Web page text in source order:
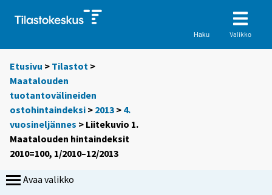
Haku Valikko
Etusivu > Tilastot >
Maatalouden
tuotantovälineiden
ostohintaindeksi > 2013 > 4.
vuosineljännes > Liitekuvio 1.
Maatalouden hintaindeksit
2010=100, 1/2010–12/2013
Avaa valikko